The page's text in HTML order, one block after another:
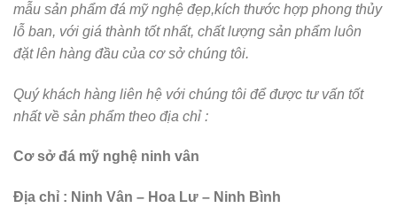
mẫu sản phẩm đá mỹ nghệ đẹp,kích thước hợp phong thủy
lỗ ban, với giá thành tốt nhất, chất lượng sản phẩm luôn
đặt lên hàng đầu của cơ sở chúng tôi.
Quý khách hàng liên hệ với chúng tôi để được tư vấn tốt
nhất về sản phẩm theo địa chỉ :
Cơ sở đá mỹ nghệ ninh vân
Địa chỉ : Ninh Vân – Hoa Lư – Ninh Bình